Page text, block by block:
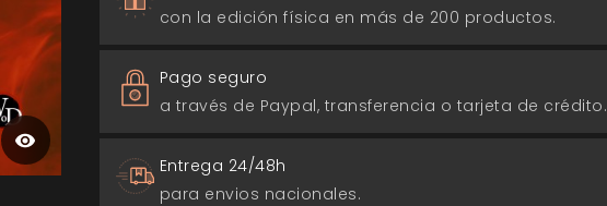
con la edición física en más de 200 productos.
Pago seguro
a través de Paypal, transferencia o tarjeta de crédito.
Entrega 24/48h
para envios nacionales.